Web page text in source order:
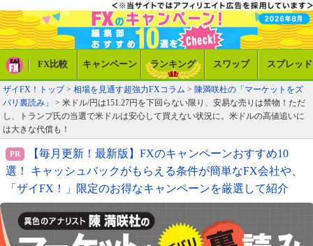
FX比較 キャンペーン ランキング スワップ スプレッド
ザイFX！トップ> 相場を見通す超強力FXコラム > 陳満咲杜の「マーケットをズ
バリ裏読み」
> 米ドル/円は151.27円を下回らない限り、安易な売りは禁物！ただ
し、トランプ氏の当選で米ドルは安心して買えない状況に。米ドルの高値追いに
は大きな代償も！
【毎月更新！最新版】FXのキャンペーンおすすめ10
選！ キャッシュバックがもらえる条件が簡単なFX会社や、
「ザイFX！」限定のお得なキャンペーンを厳選して紹介